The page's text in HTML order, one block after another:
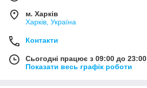
м. Харків
Харків, Україна
Контакти
Сьогодні працює з 09:00 до 23:00
Показати весь графік роботи